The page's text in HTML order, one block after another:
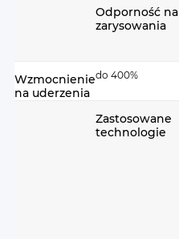
Odporność na
zarysowania
Wzmocnienie
na uderzenia
do 400%
Zastosowane
technologie